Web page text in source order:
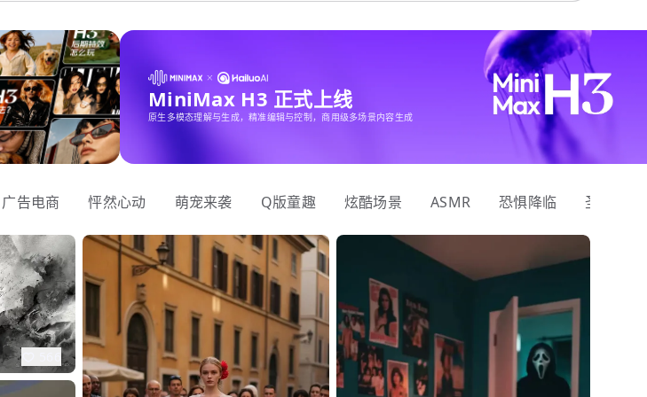
MiniMax H3 正式上线
原生多模态理解与生成，精准编辑与控制，商用级多场景内容生成
广告电商 怦然心动 萌宠来袭 Q版童趣 炫酷场景 ASMR 恐惧降临 圣诞狂欢